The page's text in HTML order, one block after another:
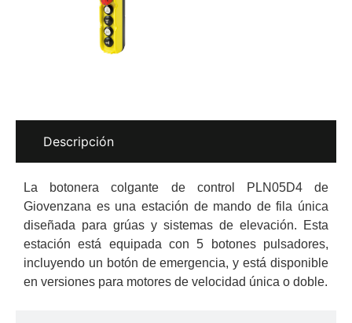
Descripción
La botonera colgante de control PLN05D4 de
Giovenzana es una estación de mando de fila única
diseñada para grúas y sistemas de elevación. Esta
estación está equipada con 5 botones pulsadores,
incluyendo un botón de emergencia, y está disponible
en versiones para motores de velocidad única o doble.